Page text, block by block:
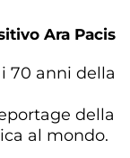
Ara Pacis
i 70 anni della
della
al mondo.